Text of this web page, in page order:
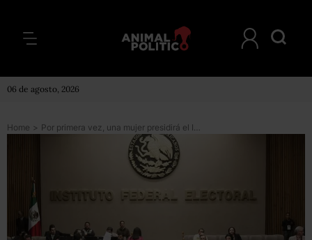
06 de agosto, 2026
Home > Por primera vez, una mujer presidirá el IFE (al menos durante un mes)